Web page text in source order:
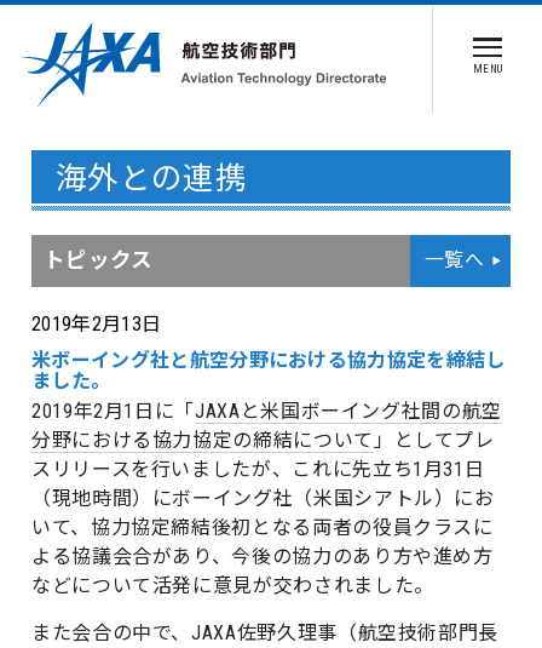
MENU
海外との連携
トピックス 一覧へ
2019年2月13日
米ボーイング社と航空分野における協力協定を締結し
ました。
2019年2月1日に「JAXAと米国ボーイング社間の航空
分野における協力協定の締結について 」としてプレ
スリリースを行いましたが、これに先立ち1月31日
（現地時間）にボーイング社（米国シアトル）にお
いて、協力協定締結後初となる両者の役員クラスに
よる協議会合があり、今後の協力のあり方や進め方
などについて活発に意見が交わされました。
また会合の中で、JAXA佐野久理事（航空技術部門長